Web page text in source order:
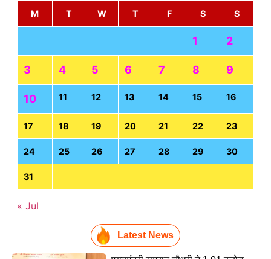
M
T W T F S S
1 2
3 4 5 6 7 8 9
10 11 12 13 14 15 16
17 18 19 20 21 22 23
24 25 26 27 28 29 30
31
« Jul
Latest News